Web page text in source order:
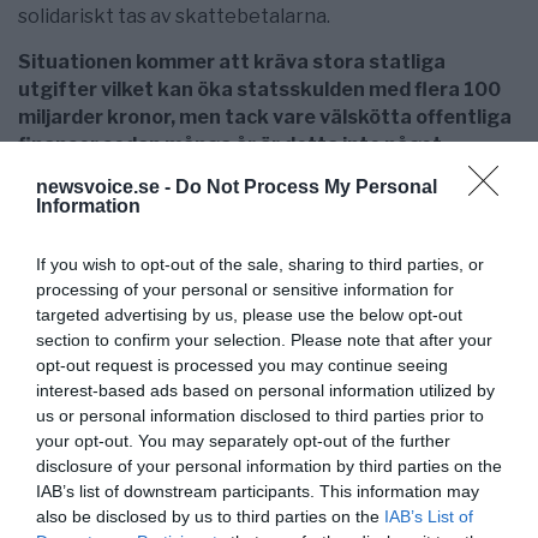
newsvoice.se - Do Not Process My Personal
Information
If you wish to opt-out of the sale, sharing to third parties, or
processing of your personal or sensitive information for
targeted advertising by us, please use the below opt-out
section to confirm your selection. Please note that after your
opt-out request is processed you may continue seeing
interest-based ads based on personal information utilized by
us or personal information disclosed to third parties prior to
your opt-out. You may separately opt-out of the further
disclosure of your personal information by third parties on the
IAB’s list of downstream participants. This information may
also be disclosed by us to third parties on the IAB’s List of
solidariskt tas av skattebetalarna.
Situationen kommer att kräva stora statliga
utgifter vilket kan öka statsskulden med flera 100
miljarder kronor, men tack vare välskötta offentliga
finanser sedan många år är detta inte något
Text: NewsVoice
NewsVoice redaktion
nyheter@newsvoice.se